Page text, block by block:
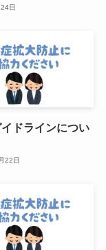
日
ドラインについ
22日